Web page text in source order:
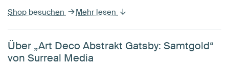
Shop besuchen Mehr lesen
Über „Art Deco Abstrakt Gatsby: Samtgold“
von Surreal Media